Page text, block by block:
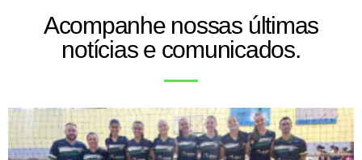
Acompanhe nossas últimas
notícias e comunicados.